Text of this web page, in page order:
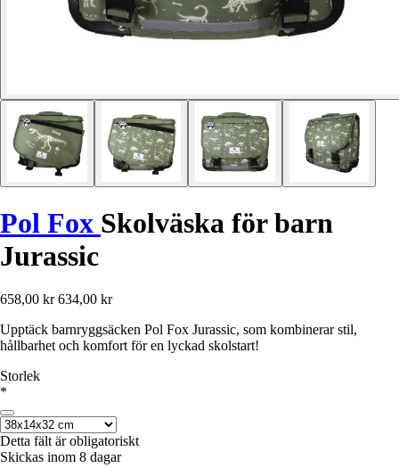
Pol Fox Skolväska för barn
Jurassic
658,00 kr 634,00 kr
Upptäck barnryggsäcken Pol Fox Jurassic, som kombinerar stil,
hållbarhet och komfort för en lyckad skolstart!
Storlek
*
Detta fält är obligatoriskt
Skickas inom 8 dagar